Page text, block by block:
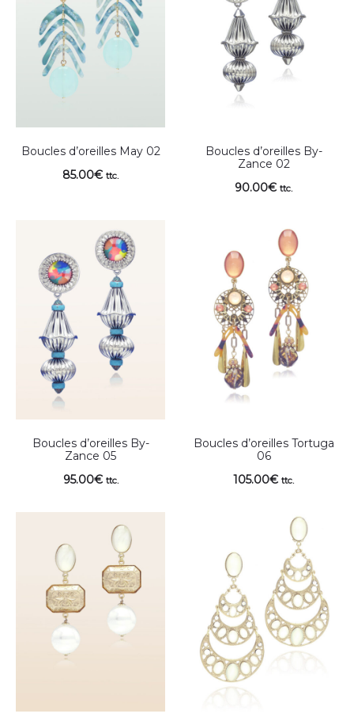
Boucles d’oreilles May 02
85.00€ ttc.
Boucles d’oreilles By-
Zance 02
90.00€ ttc.
Boucles d’oreilles By-
Zance 05
95.00€ ttc.
Boucles d’oreilles Tortuga
06
105.00€ ttc.